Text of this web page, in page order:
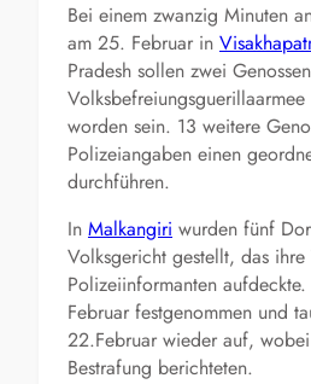
Bei einem zwanzig Minuten
am 25. Februar in
Pradesh sollen zwei
worden sein. 13 weitere
Polizeiangaben einen
durchführen.
In Malkangiri wurden fünf
Volksgericht gestellt, das ihre
Polizeiinformanten
Februar festgenommen und
22.Februar wieder auf,
Bestrafung berichteten.